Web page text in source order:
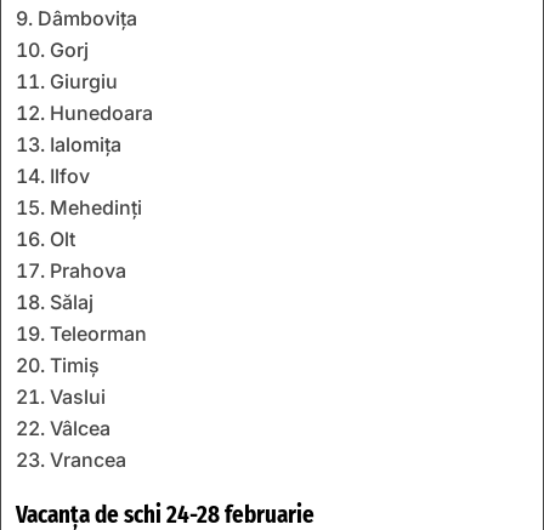
Dâmbovița
Gorj
Giurgiu
Hunedoara
Ialomița
Ilfov
Mehedinți
Olt
Prahova
Sălaj
Teleorman
Timiș
Vaslui
Vâlcea
Vrancea
Vacanța de schi 24-28 februarie